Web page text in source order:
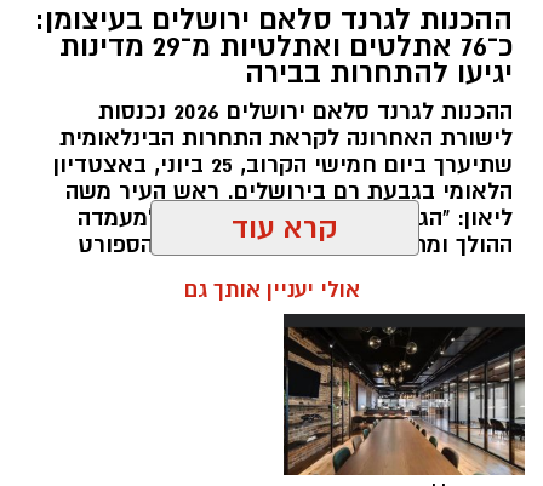
קיץ ספורטיבי בירושלים: במשך שמונה ימים תהפוך
ירושלים לבירת ההתעמלות של ישראל, כאשר
מיטב המתעמלות והמתעמלים מכל רחבי הארץ
יתחרו באליפויות ישראל בענפי ההתעמלות השונים.
השנה, לראשונה, יתקיימו האליפויות לצד תחרויות
ההתעמלות של משחקי המכביה ה־22, בהשתתפות
משלחות ומתעמלים מהארץ ומהעולם, ויהפכו את
שבוע האליפויות לאחד מאירועי הספורט הבולטים
של הקיץ.
במהלך השבוע יתקיימו אליפויות ישראל בכלל ענפי
ההתעמלות: התעמלות אמנותית, התעמלות
מכשירים לבנים ולבנות, אקרובטיקה, טרמפולינה
וטמבלינג. לצד התחרויות הארציות, יתחרו
ההכנות לגרנד סלאם ירושלים בעיצומן:
כ־76 אתלטים ואתלטיות מ־29 מדינות
יגיעו להתחרות בבירה
ההכנות לגרנד סלאם ירושלים 2026 נכנסות
לישורת האחרונה לקראת התחרות הבינלאומית
שתיערך ביום חמישי הקרוב, 25 ביוני, באצטדיון
הלאומי בגבעת רם בירושלים. ראש העיר משה
ליאון: "הגרנד סלאם היא ביטוי נוסף למעמדה
ההולך ומתחזק של ירושלים על מפת הספורט
קרא עוד
אולי יעניין אותך גם